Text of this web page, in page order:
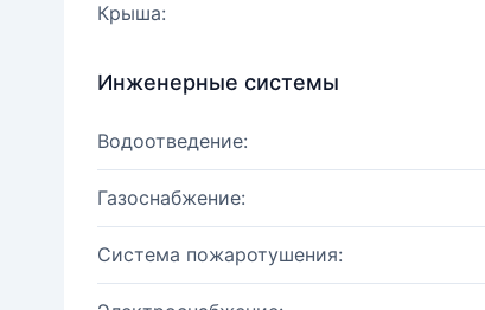
Крыша:
Инженерные системы
Водоотведение:
Газоснабжение:
Система пожаротушения: